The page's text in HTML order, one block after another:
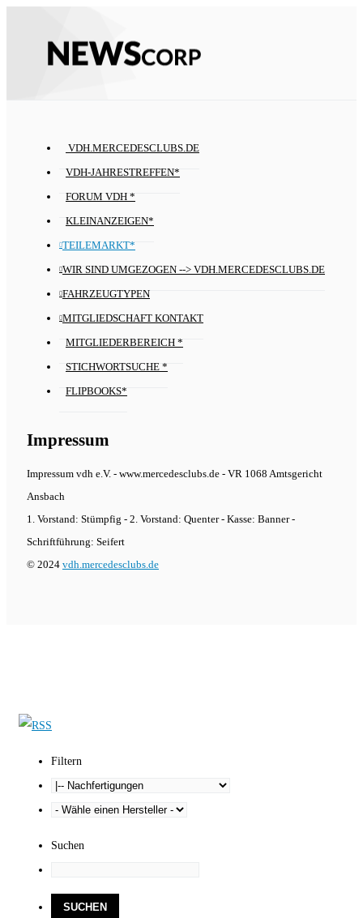
VDH.MERCEDESCLUBS.DE
VDH-JAHRESTREFFEN*
FORUM VDH *
KLEINANZEIGEN*
TEILEMARKT*
WIR SIND UMGEZOGEN --> VDH.MERCEDESCLUBS.DE
FAHRZEUGTYPEN
MITGLIEDSCHAFT KONTAKT
MITGLIEDERBEREICH *
STICHWORTSUCHE *
FLIPBOOKS*
Impressum
Impressum vdh e.V. - www.mercedesclubs.de - VR 1068 Amtsgericht
Ansbach
1. Vorstand: Stümpfig - 2. Vorstand: Quenter - Kasse: Banner -
Schriftführung: Seifert
© 2024 vdh.mercedesclubs.de
Filtern
Suchen